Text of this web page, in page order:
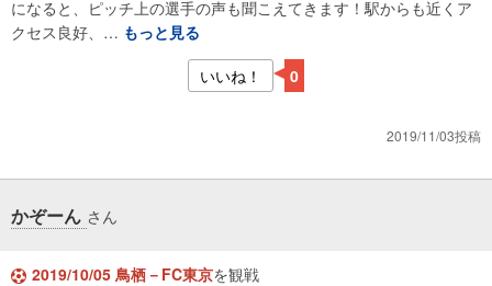
になると、ピッチ上の選手の声も聞こえてきます！駅からも近くア
クセス良好、… もっと見る
いいね！
0
2019/11/03投稿
かぞーん さん
2019/10/05 鳥栖－FC東京を観戦